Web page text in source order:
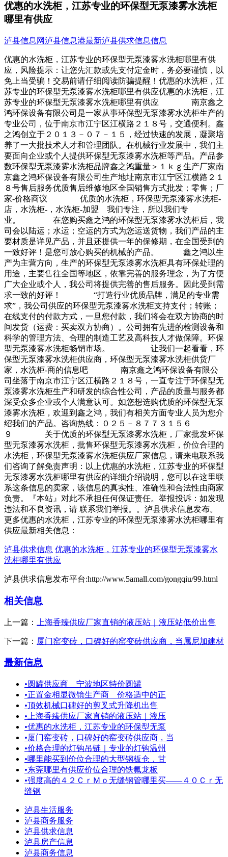
优惠的水洗柜，江苏专业的环保型无泵漆雾水洗柜
哪里有供应
泸县信息网泸县信息港最新泸县供求信息信息
优惠的水洗柜，江苏专业的环保型无泵漆雾水洗柜哪里有供
应，风险提示：让您先汇款或先支付定金时，务必要谨慎，以
免上当受骗！交易前请仔细阅读防骗提醒！优惠的水洗柜，江
苏专业的环保型无泵漆雾水洗柜哪里有供应优惠的水洗柜，江
苏专业的环保型无泵漆雾水洗柜哪里有供应 南京鑫之
鸿环保设备有限公司是一家从事环保型无泵漆雾水洗柜生产的
专业公司，位于南京市江宁区江横路２１８号，交通便利。鑫
之鸿创立于２０１３－０７－１５，经过快速的发展，凝聚培
养了一大批技术人才和管理团队。在机械行业发展中，我们主
要面向企业或个人提供环保型无泵漆雾水洗柜等产品。产品参
数环保型无泵漆雾水洗柜品牌鑫之鸿重量＞１ｋｇ生产厂家南
京鑫之鸿环保设备有限公司生产地址南京市江宁区江横路２１
８号售后服务优质售后维修地区全国销售方式批发；零售；厂
家-价格商议 优质的水洗柜，环保型无泵漆雾水洗柜-
店，水洗柜-，水洗柜-加盟 我们专注，所以我们专
业。 在您购买鑫之鸿的环保型无泵漆雾水洗柜后，我
司会以陆运；水运；空运的方式为您运送货物，我们产品的主
要材质是详见产品，并且还提供一年的保修期，在全国受到的
一致好评！是您可放心购买的机械的产品。 鑫之鸿以生
产为主营方向，生产的环保型无泵漆雾水洗柜具有环保处理的
用途，主要售往全国等地区，依靠完善的服务理念，为了方便
广大企业或个人，我公司将提供完善的售后服务。因此受到需
求一致的好评！ “打造行业优质品牌，满足的专业需
求”，我公司供应的环保型无泵漆雾水洗柜支持支付；转账；
在线支付的付款方式，一旦您付款，我们将会在双方协商的时
间发货（运费：买卖双方协商）。公司拥有先进的检测设备和
科学的管理方法、合理的制造工艺及高科技人才做保障。环保
型无泵漆雾水洗柜畅销市场。 让我们一起看看，环
保型无泵漆雾水洗柜供应商，环保型无泵漆雾水洗柜供货厂
家，水洗柜-商的信息吧 南京鑫之鸿环保设备有限公
司坐落于南京市江宁区江横路２１８号，一直专注于环保型无
泵漆雾水洗柜生产和研发的综合性公司，产品的质量与服务都
深受众多企业或个人满意认可。如您想选购优质的环保型无泵
漆雾水洗柜，欢迎到鑫之鸿，我们有相关方面专业人员为您介
绍我们的产品。咨询热线：０２５－８７７３１５６
９ 关于优质的环保型无泵漆雾水洗柜，厂家批发环保
型无泵漆雾水洗柜，批售环保型无泵漆雾水洗柜，价位合理的
水洗柜，环保型无泵漆雾水洗柜供应厂家信息，请来电联系我
们咨询了解免责声明：以上优惠的水洗柜，江苏专业的环保型
无泵漆雾水洗柜哪里有供应的详细介绍说明，您可以在这里联
系这条信息的卖家，该信息的真实性、准确性和合法性由商家
负责。『本站』对此不承担任何保证责任。举报投诉：如发现
违法和不良资讯，请 联系我们举报。。泸县供求信息发布。
更多优惠的水洗柜，江苏专业的环保型无泵漆雾水洗柜哪里有
供应最新相关信息：
泸县供求信息 优惠的水洗柜，江苏专业的环保型无泵漆雾水
洗柜哪里有供应
泸县供求信息发布平台:http://www.5amall.com/gongqiu/99.html
相关信息
上一篇： 上海香臻供应厂家直销的液压站｜液压站低价出售
下一篇： 厦门窑变砖，口碑好的窑变砖供应商，当属尼加建材
最新信息
•圆罐供应商＿宁波地区特价圆罐
•正置金相显微镜生产商＿价格适中的正
•顶效机械口碑好的剪叉式升降机出售
• 上海香臻供应厂家直销的液压站｜液压
•优惠的水洗柜，江苏专业的环保型无泵
•厦门窑变砖，口碑好的窑变砖供应商，当
•价格合理的灯钩吊链｜专业的灯钩温州
•哪里能买到价位合理的大型钢板仓，甘
•东莞哪里有供应价位合理的铁氟龙板
•强度高的４２ＣｒＭｏ无缝钢管哪里买——４０Ｃｒ无
缝钢
泸县生活服务
泸县商务服务
泸县供求信息
泸县房产信息
泸县商务信息